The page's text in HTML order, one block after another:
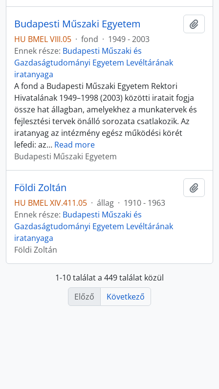
Budapesti Műszaki Egyetem
HU BMEL VIII.05 · fond · 1949 - 2003
Ennek része: Budapesti Műszaki és
Gazdaságtudományi Egyetem Levéltárának
iratanyaga
A fond a Budapesti Műszaki Egyetem Rektori
Hivatalának 1949–1998 (2003) közötti iratait fogja
össze hat állagban, amelyekhez a munkatervek és
fejlesztési tervek önálló sorozata csatlakozik. Az
iratanyag az intézmény egész működési körét
lefedi: az… Read more
Budapesti Műszaki Egyetem
Földi Zoltán
HU BMEL XIV.411.05 · állag · 1910 - 1963
Ennek része: Budapesti Műszaki és
Gazdaságtudományi Egyetem Levéltárának
iratanyaga
Földi Zoltán
1-10 találat a 449 találat közül
Előző
Következő